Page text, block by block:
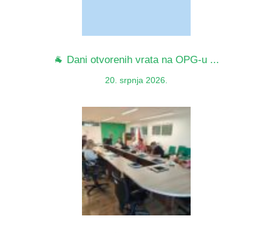
🐐 Dani otvorenih vrata na OPG-u ...
20. srpnja 2026.